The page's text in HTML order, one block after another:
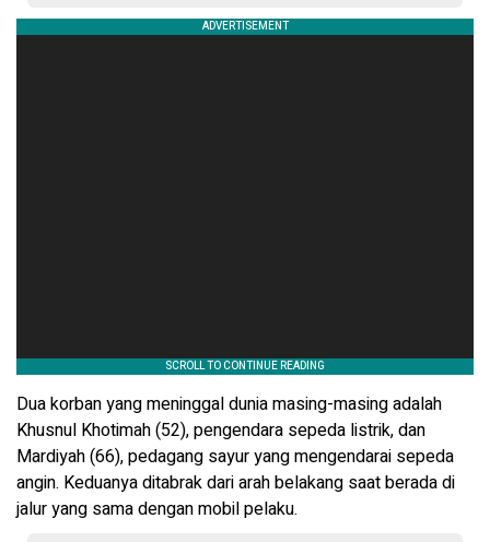
Dua korban yang meninggal dunia masing-masing adalah
Khusnul Khotimah (52), pengendara sepeda listrik, dan
Mardiyah (66), pedagang sayur yang mengendarai sepeda
angin. Keduanya ditabrak dari arah belakang saat berada di
jalur yang sama dengan mobil pelaku.